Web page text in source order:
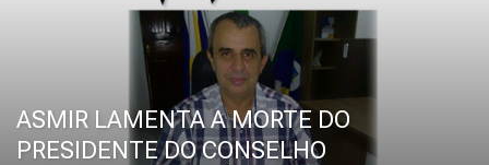
ASMIR LAMENTA A MORTE DO
PRESIDENTE DO CONSELHO